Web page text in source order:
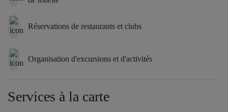
Réservations de restaurants et clubs
Organisation d'excursions et d'activités
Services à la carte